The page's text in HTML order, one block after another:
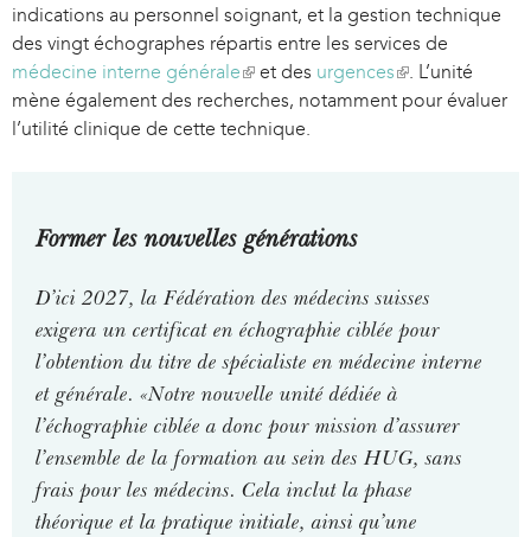
indications au personnel soignant, et la gestion technique
des vingt échographes répartis entre les services de
médecine interne générale(
l
i
s
x
t
e
l
)
et des urgences(
l
x
t
e
r
n
)
. L’unité
mène également des recherches, notamment pour évaluer
l’utilité clinique de cette technique.
Former les nouvelles générations
D’ici 2027, la Fédération des médecins suisses
exigera un certificat en échographie ciblée pour
l’obtention du titre de spécialiste en médecine interne
et générale. «Notre nouvelle unité dédiée à
l’échographie ciblée a donc pour mission d’assurer
l’ensemble de la formation au sein des HUG, sans
frais pour les médecins. Cela inclut la phase
théorique et la pratique initiale, ainsi qu’une